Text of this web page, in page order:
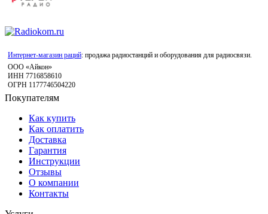
Интернет-магазин раций: продажа радиостанций и оборудования для радиосвязи.
ООО «Айкон»
ИНН 7716858610
ОГРН 1177746504220
Покупателям
Как купить
Как оплатить
Доставка
Гарантия
Инструкции
Отзывы
О компании
Контакты